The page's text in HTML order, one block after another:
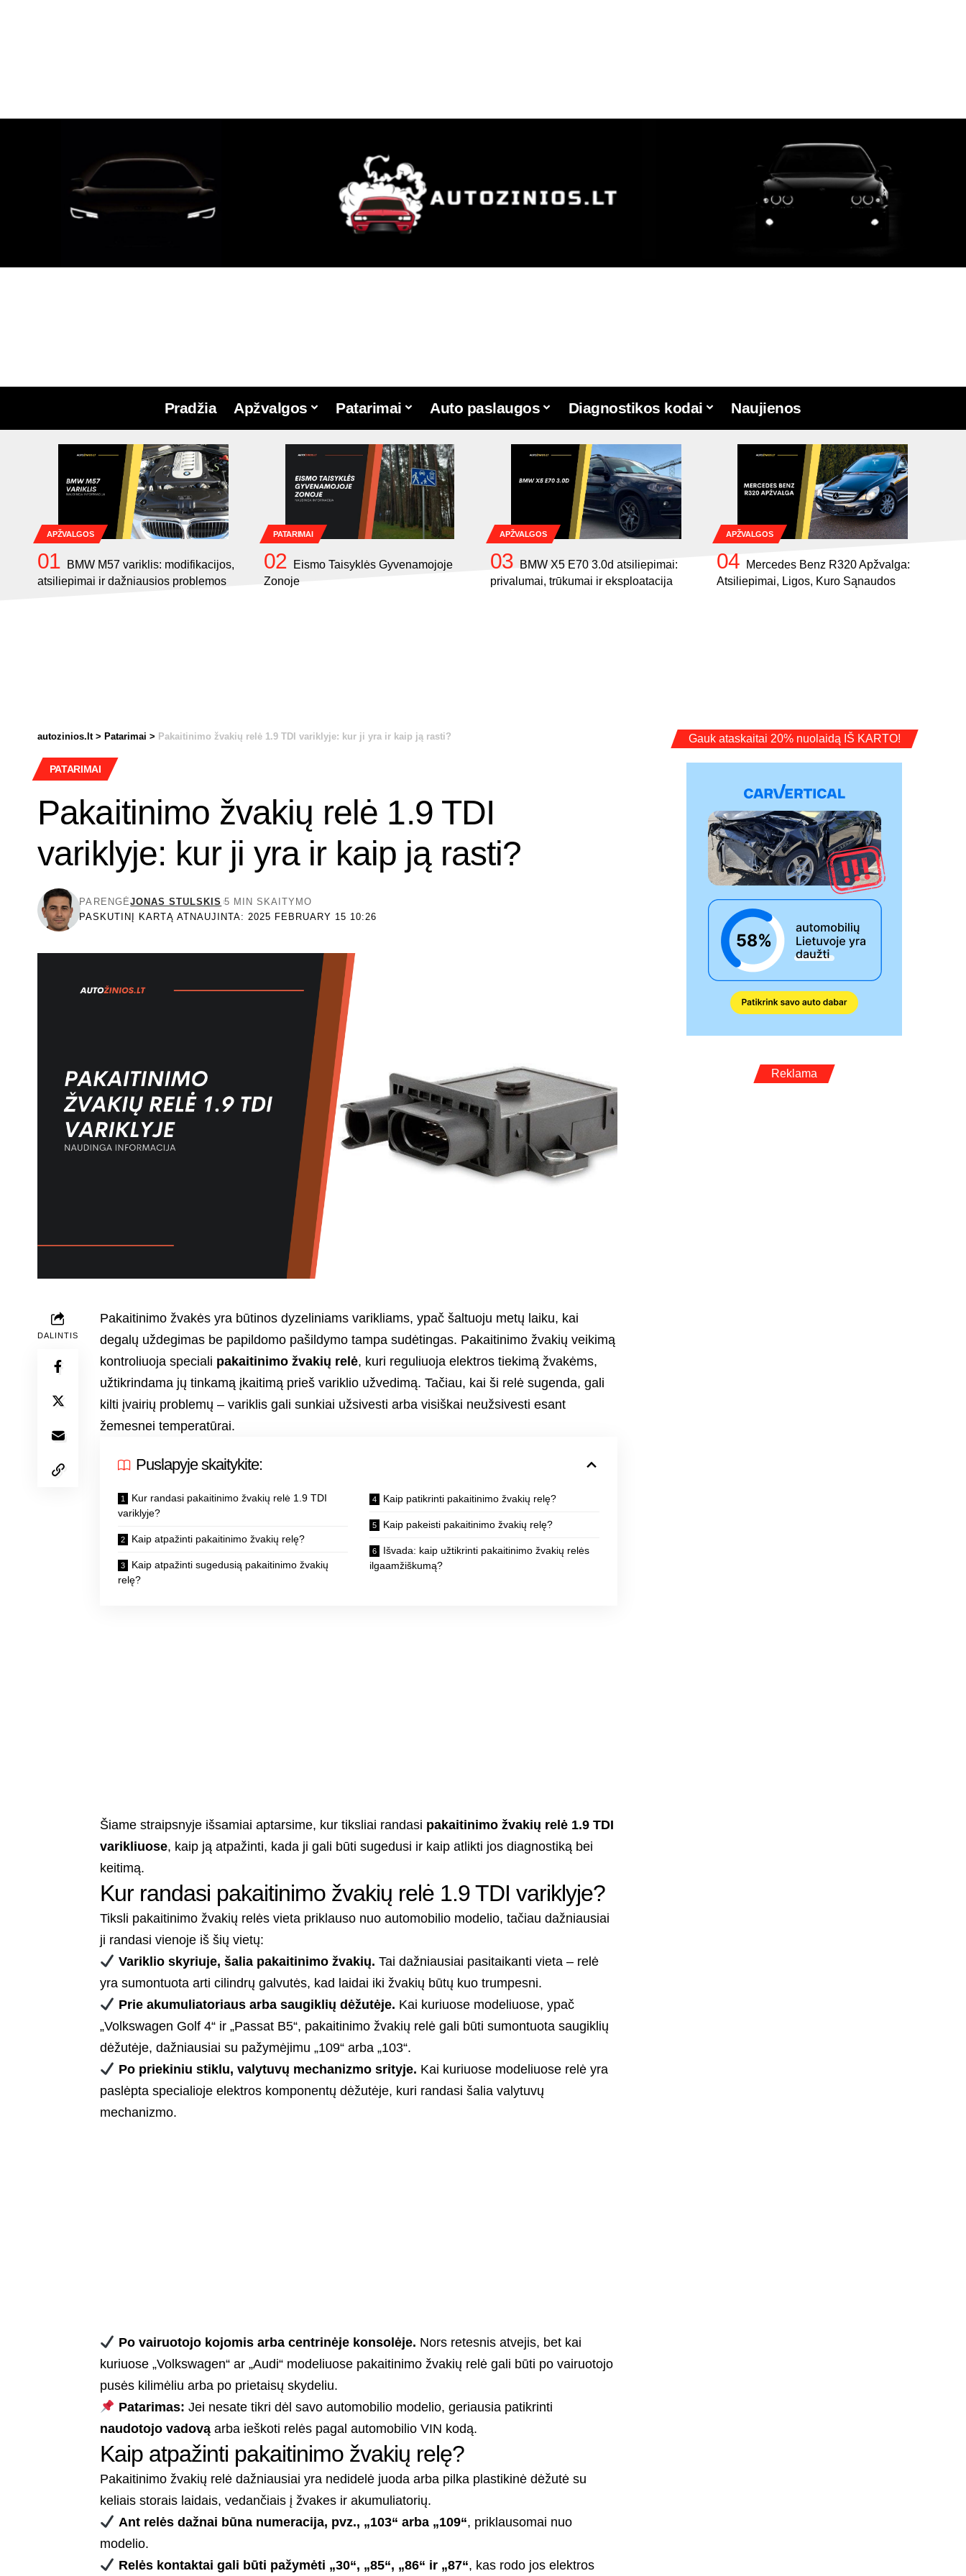
Pradžia Apžvalgos Patarimai Auto paslaugos Diagnostikos kodai Naujienos
APŽVALGOS
BMW M57 variklis: modifikacijos,
atsiliepimai ir dažniausios problemos
PATARIMAI
Eismo Taisyklės Gyvenamojoje
Zonoje
APŽVALGOS
BMW X5 E70 3.0d atsiliepimai:
privalumai, trūkumai ir eksploatacija
APŽVALGOS
Mercedes Benz R320 Apžvalga:
Atsiliepimai, Ligos, Kuro Sąnaudos
autozinios.lt> Patarimai > Pakaitinimo žvakių relė 1.9 TDI variklyje: kur ji yra ir kaip ją rasti?
PATARIMAI
Pakaitinimo žvakių relė 1.9 TDI
variklyje: kur ji yra ir kaip ją rasti?
PASKUTINĮ KARTĄ ATNAUJINTA: 2025 FEBRUARY 15 10:26
PARENGĖJONAS STULSKIS 5 MIN SKAITYMO
DALINTIS
Pakaitinimo žvakės yra būtinos dyzeliniams varikliams, ypač šaltuoju metų laiku, kai
degalų uždegimas be papildomo pašildymo tampa sudėtingas. Pakaitinimo žvakių veikimą
kontroliuoja speciali pakaitinimo žvakių relė, kuri reguliuoja elektros tiekimą žvakėms,
užtikrindama jų tinkamą įkaitimą prieš variklio užvedimą. Tačiau, kai ši relė sugenda, gali
kilti įvairių problemų – variklis gali sunkiai užsivesti arba visiškai neužsivesti esant
žemesnei temperatūrai.
Puslapyje skaitykite:
Kur randasi pakaitinimo žvakių relė 1.9 TDI
variklyje?
Kaip atpažinti pakaitinimo žvakių relę?
Kaip atpažinti sugedusią pakaitinimo žvakių
relę?
Kaip patikrinti pakaitinimo žvakių relę?
Kaip pakeisti pakaitinimo žvakių relę?
Išvada: kaip užtikrinti pakaitinimo žvakių relės
ilgaamžiškumą?
Šiame straipsnyje išsamiai aptarsime, kur tiksliai randasi pakaitinimo žvakių relė 1.9 TDI
varikliuose, kaip ją atpažinti, kada ji gali būti sugedusi ir kaip atlikti jos diagnostiką bei
keitimą.
Kur randasi pakaitinimo žvakių relė 1.9 TDI variklyje?
Tiksli pakaitinimo žvakių relės vieta priklauso nuo automobilio modelio, tačiau dažniausiai
ji randasi vienoje iš šių vietų:
Variklio skyriuje, šalia pakaitinimo žvakių. Tai dažniausiai pasitaikanti vieta – relė
yra sumontuota arti cilindrų galvutės, kad laidai iki žvakių būtų kuo trumpesni.
Prie akumuliatoriaus arba saugiklių dėžutėje. Kai kuriuose modeliuose, ypač
„Volkswagen Golf 4“ ir „Passat B5“, pakaitinimo žvakių relė gali būti sumontuota saugiklių
dėžutėje, dažniausiai su pažymėjimu „109“ arba „103“.
Po priekiniu stiklu, valytuvų mechanizmo srityje. Kai kuriuose modeliuose relė yra
paslėpta specialioje elektros komponentų dėžutėje, kuri randasi šalia valytuvų
mechanizmo.
Po vairuotojo kojomis arba centrinėje konsolėje. Nors retesnis atvejis, bet kai
kuriuose „Volkswagen“ ar „Audi“ modeliuose pakaitinimo žvakių relė gali būti po vairuotojo
pusės kilimėliu arba po prietaisų skydeliu.
Patarimas: Jei nesate tikri dėl savo automobilio modelio, geriausia patikrinti
naudotojo vadovą arba ieškoti relės pagal automobilio VIN kodą.
Kaip atpažinti pakaitinimo žvakių relę?
Pakaitinimo žvakių relė dažniausiai yra nedidelė juoda arba pilka plastikinė dėžutė su
keliais storais laidais, vedančiais į žvakes ir akumuliatorių.
Ant relės dažnai būna numeracija, pvz., „103“ arba „109“, priklausomai nuo
modelio.
Relės kontaktai gali būti pažymėti „30“, „85“, „86“ ir „87“, kas rodo jos elektros
Gauk ataskaitai 20% nuolaidą IŠ KARTO!
Reklama